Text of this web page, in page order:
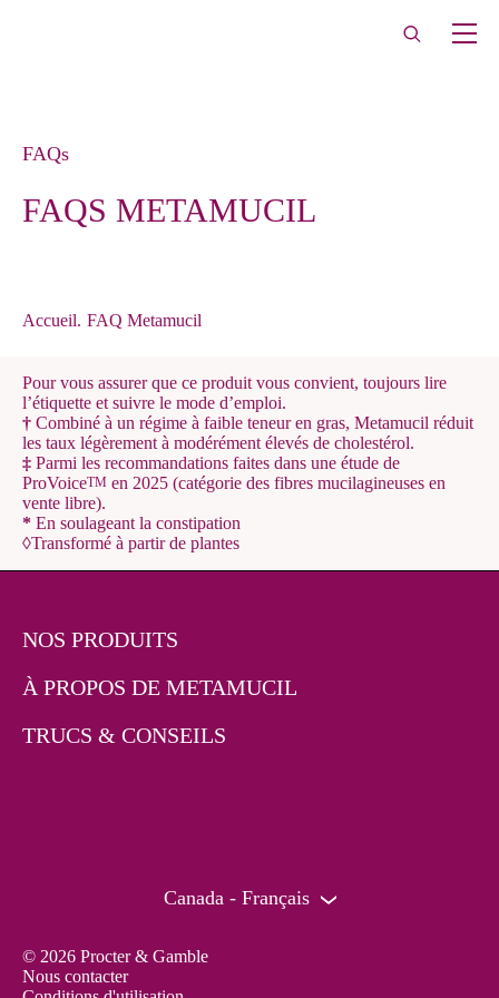
FAQs
FAQS METAMUCIL
Accueil. FAQ Metamucil
Pour vous assurer que ce produit vous convient, toujours lire
l’étiquette et suivre le mode d’emploi.
† Combiné à un régime à faible teneur en gras, Metamucil réduit
les taux légèrement à modérément élevés de cholestérol.
‡ Parmi les recommandations faites dans une étude de
ProVoiceTM en 2025 (catégorie des fibres mucilagineuses en
vente libre).
* En soulageant la constipation
◊Transformé à partir de plantes
NOS PRODUITS
À PROPOS DE METAMUCIL
TRUCS & CONSEILS
Canada - Français
© 2026 Procter & Gamble
Nous contacter